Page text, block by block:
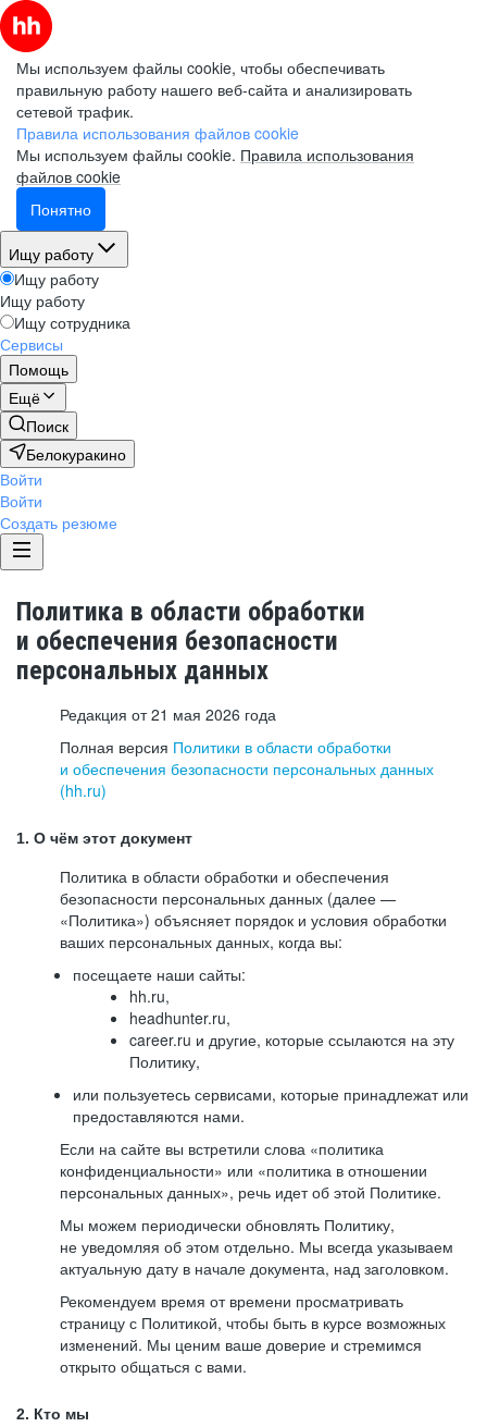
Мы используем файлы cookie, чтобы обеспечивать
правильную работу нашего веб-сайта и анализировать
сетевой трафик.
Правила использования файлов cookie
Мы используем файлы cookie. Правила использования
файлов cookie
Понятно
Ищу работу
Ищу работу
Ищу работу
Ищу сотрудника
Сервисы
Помощь
Ещё
Поиск
Белокуракино
Войти
Войти
Создать резюме
Политика в области обработки
и обеспечения безопасности
персональных данных
Редакция от 21 мая 2026 года
Полная версия Политики в области обработки
и обеспечения безопасности персональных данных
(hh.ru)
1. О чём этот документ
Политика в области обработки и обеспечения
безопасности персональных данных (далее —
«Политика») объясняет порядок и условия обработки
ваших персональных данных, когда вы:
посещаете наши сайты:
hh.ru,
headhunter.ru,
career.ru и другие, которые ссылаются на эту
Политику,
или пользуетесь сервисами, которые принадлежат или
предоставляются нами.
Если на сайте вы встретили слова «политика
конфиденциальности» или «политика в отношении
персональных данных», речь идет об этой Политике.
Мы можем периодически обновлять Политику,
не уведомляя об этом отдельно. Мы всегда указываем
актуальную дату в начале документа, над заголовком.
Рекомендуем время от времени просматривать
страницу с Политикой, чтобы быть в курсе возможных
изменений. Мы ценим ваше доверие и стремимся
открыто общаться с вами.
2. Кто мы